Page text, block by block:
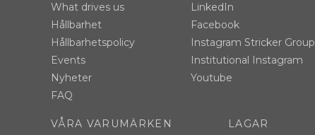
What drives us
Hållbarhet
Hållbarhetspolicy
Events
Nyheter
FAQ
LinkedIn
Facebook
Instagram Stricker Group
Institutional Instagram
Youtube
VÅRA VARUMÄRKEN LAGAR